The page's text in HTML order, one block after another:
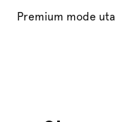
Premium mode